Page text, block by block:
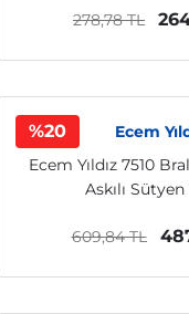
278,78 TL
%20
Ecem
Ecem Yıldız 7510
Askılı Sütyen
609,84 TL